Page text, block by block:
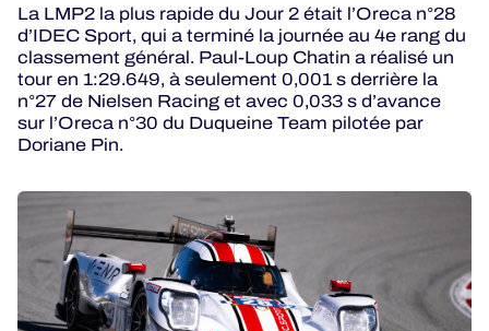
La LMP2 la plus rapide du Jour 2 était l’Oreca n°28
d’IDEC Sport, qui a terminé la journée au 4e rang du
classement général. Paul-Loup Chatin a réalisé un
tour en 1:29.649, à seulement 0,001 s derrière la
n°27 de Nielsen Racing et avec 0,033 s d’avance
sur l’Oreca n°30 du Duqueine Team pilotée par
Doriane Pin.